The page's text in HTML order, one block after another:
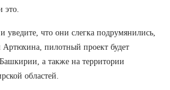
это.
уведите, что они слегка подрумянились,
Артюхина, пилотный проект будет
а также на территории
областей.